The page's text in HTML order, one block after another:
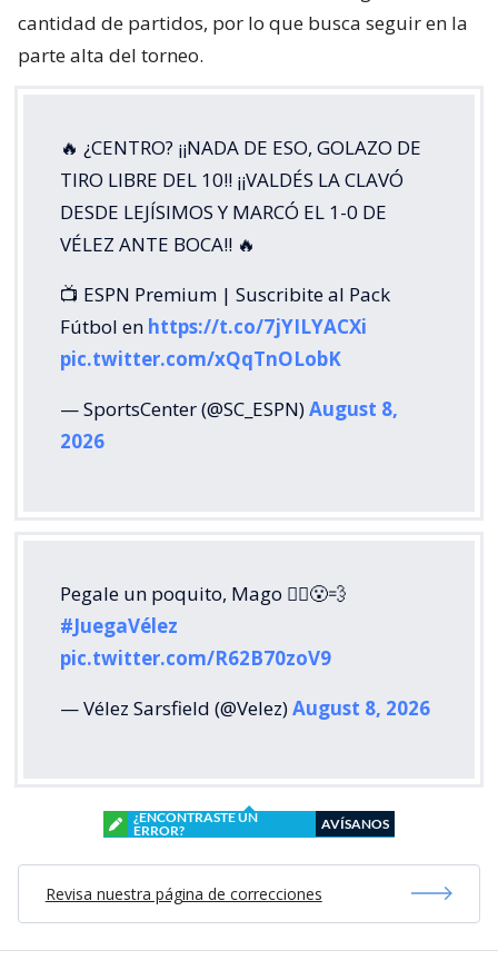
cantidad de partidos, por lo que busca seguir en la
parte alta del torneo.
🔥 ¿CENTRO? ¡¡NADA DE ESO, GOLAZO DE
TIRO LIBRE DEL 10!! ¡¡VALDÉS LA CLAVÓ
DESDE LEJÍSIMOS Y MARCÓ EL 1-0 DE
VÉLEZ ANTE BOCA!! 🔥
📺 ESPN Premium | Suscribite al Pack
Fútbol en https://t.co/7jYILYACXi
pic.twitter.com/xQqTnOLobK
— SportsCenter (@SC_ESPN)August 8,
2026
Pegale un poquito, Mago 🧙‍♂️😮‍💨
#JuegaVélez
pic.twitter.com/R62B70zoV9
— Vélez Sarsfield (@Velez)August 8, 2026
¿ENCONTRASTE UN
ERROR?
AVÍSANOS
Revisa nuestra página de correcciones